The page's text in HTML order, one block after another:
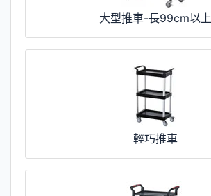
大型推車-長99cm以上
輕巧推車